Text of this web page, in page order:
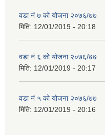
वडा नं ७ को योजना २०७६/७७
मिति: 12/01/2019 - 20:18
वडा नं ६ को योजना २०७६/७७
मिति: 12/01/2019 - 20:17
वडा नं ५ को योजना २०७६/७७
मिति: 12/01/2019 - 20:16